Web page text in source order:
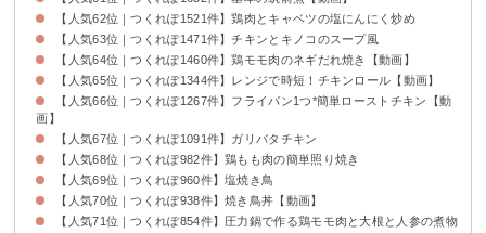
【人気62位｜つくれぽ1521件】鶏肉とキャベツの塩にんにく炒め
【人気63位｜つくれぽ1471件】チキンとキノコのスープ風
【人気64位｜つくれぽ1460件】鶏モモ肉のネギだれ焼き【動画】
【人気65位｜つくれぽ1344件】レンジで時短！チキンロール【動画】
【人気66位｜つくれぽ1267件】フライパン1つ*簡単ローストチキン【動
画】
【人気67位｜つくれぽ1091件】ガリバタチキン
【人気68位｜つくれぽ982件】鶏もも肉の簡単照り焼き
【人気69位｜つくれぽ960件】塩焼き鳥
【人気70位｜つくれぽ938件】焼き鳥丼【動画】
【人気71位｜つくれぽ854件】圧力鍋で作る鶏モモ肉と大根と人参の煮物